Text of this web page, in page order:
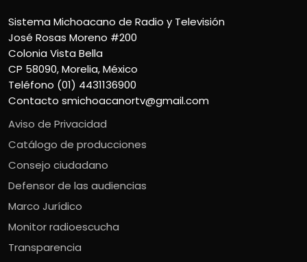
Sistema Michoacano de Radio y Televisión
José Rosas Moreno #200
Colonia Vista Bella
CP 58090, Morelia, México
Teléfono (01) 4431136900
Contacto smichoacanortv@gmail.com
Aviso de Privacidad
Catálogo de producciones
Consejo ciudadano
Defensor de las audiencias
Marco Jurídico
Monitor radioescucha
Transparencia